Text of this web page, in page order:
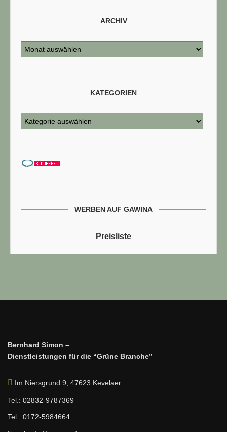
ARCHIV
KATEGORIEN
WERBEN AUF GAWINA
Preisliste
Bernhard Simon –
Dienstleistungen für die “Grüne Branche”
Im Niersgrund 9, 47623 Kevelaer
Tel.: 02832-9787369
Tel.: 0172-5984664